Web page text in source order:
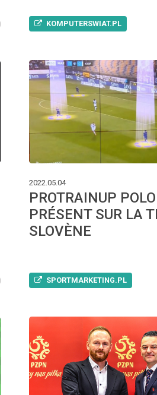
KOMPUTERSWIAT.PL
2022.05.04
PROTRAINUP
PRÉSENT SUR LA
SLOVÈNE
SPORTMARKETING.PL